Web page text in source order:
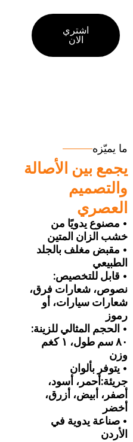
اشتري
الان
ما يميّزه
يجمع بين الأصالة
والتصميم
العصري
• مصنوع يدويًا من
خشب الزان المتين
• مقبض مغلف بالجلد
الطبيعي
• قابل للتخصيص:
نصوص، شعارات فرق،
شعارات سيارات، أو
رموز
• الحجم المثالي للزينة:
٨٠ سم طول، ١ كغم
وزن
• يتوفر بألوان
جريئة:أحمر، أسود،
أصفر، أبيض، أزرق،
أخضر
• صناعة يدوية في
الأردن